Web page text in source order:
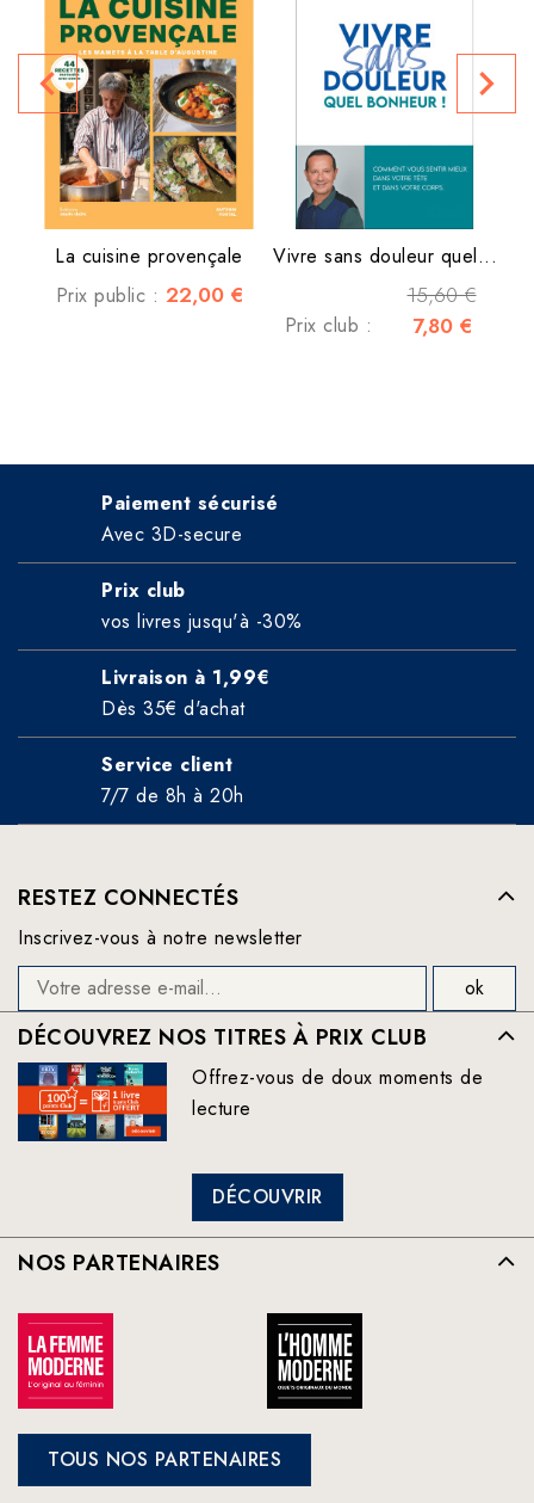
La cuisine provençale
Prix public : 22,00 €
Vivre sans douleur quel...
15,60 €
Prix club : 7,80 €
navigate_before navigate_next
Paiement sécurisé
Avec 3D-secure
Prix club
vos livres jusqu'à -30%
Livraison à 1,99€
Dès 35€ d'achat
Service client
7/7 de 8h à 20h
RESTEZ CONNECTÉS
Inscrivez-vous à notre newsletter
DÉCOUVREZ NOS TITRES À PRIX CLUB
Offrez-vous de doux moments de
lecture
DÉCOUVRIR
NOS PARTENAIRES
TOUS NOS PARTENAIRES